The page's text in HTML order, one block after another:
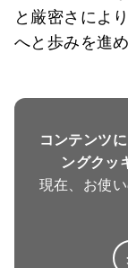
と厳密さによ
へと歩みを進
コンテンツ
ングクッ
現在、お使